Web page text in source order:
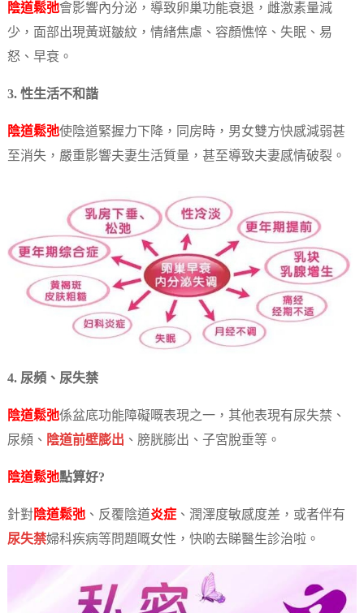
陰道鬆弛會影響內分泌，導致卵巢功能衰退，雌激素量減
少，面部出現黃斑皺紋，情緒焦慮、容顏憔悴、失眠、易
怒、早衰。
3. 性生活不和諧
陰道鬆弛使陰道緊握力下降，同房時，男女雙方快感減弱甚
至消失，嚴重影響夫妻生活質量，甚至導致夫妻感情破裂。
4. 尿頻、尿失禁
陰道鬆弛係盆底功能障礙嘅表現之一，其他表現有尿失禁、
尿頻、 陰道前壁膨出 、膀胱膨出、子宮脫垂等。
陰道鬆弛點算好?
針對陰道鬆弛、反覆陰道炎症、潤澤度敏感度差，或者伴有
尿失禁婦科疾病等問題嘅女性，快啲去睇醫生診治啦。